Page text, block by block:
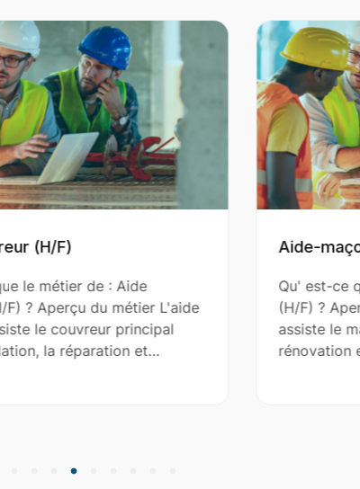
Aide-maçon (H/F)
Qu' est-ce que le métier de : Aide-maçon
(H/F) ? Aperçu du métier L'aide-maçon
assiste le maçon dans la construction, la
rénovation et l'entretien de…